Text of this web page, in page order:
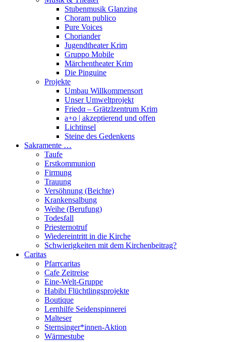
Stubenmusik Glanzing
Choram publico
Pure Voices
Choriander
Jugendtheater Krim
Gruppo Mobile
Märchentheater Krim
Die Pinguine
Projekte
Umbau Willkommensort
Unser Umweltprojekt
Friedα – Grätzlzentrum Krim
a+o | akzeptierend und offen
Lichtinsel
Steine des Gedenkens
Sakramente …
Taufe
Erstkommunion
Firmung
Trauung
Versöhnung (Beichte)
Krankensalbung
Weihe (Berufung)
Todesfall
Priesternotruf
Wiedereintritt in die Kirche
Schwierigkeiten mit dem Kirchenbeitrag?
Caritas
Pfarrcaritas
Cafe Zeitreise
Eine-Welt-Gruppe
Habibi Flüchtlingsprojekte
Boutique
Lernhilfe Seidenspinnerei
Malteser
Sternsinger*innen-Aktion
Wärmestube